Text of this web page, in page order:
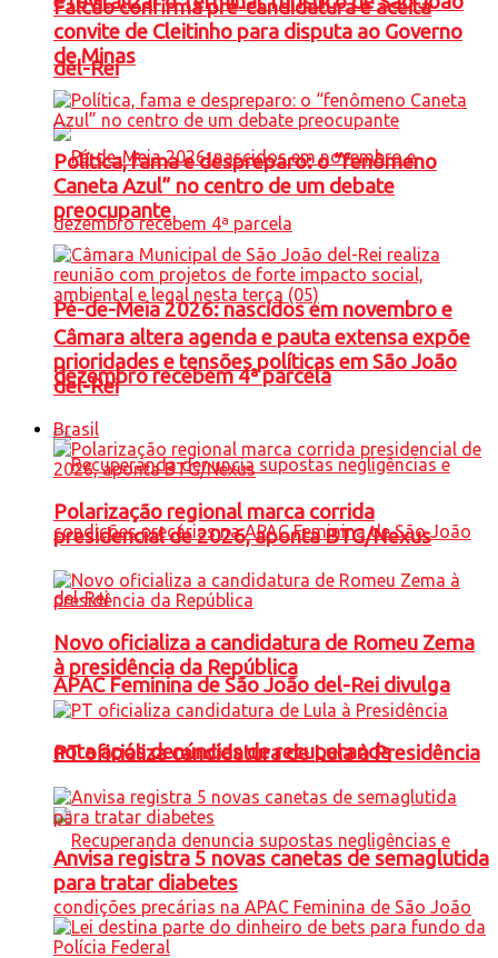
del-Rei
Pé-de-Meia 2026: nascidos em novembro e
dezembro recebem 4ª parcela
APAC Feminina de São João del-Rei divulga
nota após denúncias de recuperanda
Falcão confirma pré-candidatura e aceita
convite de Cleitinho para disputa ao Governo
de Minas
Política, fama e despreparo: o “fenômeno
Caneta Azul” no centro de um debate
preocupante
Câmara altera agenda e pauta extensa expõe
prioridades e tensões políticas em São João
del-Rei
Brasil
Polarização regional marca corrida
presidencial de 2026, aponta BTG/Nexus
Novo oficializa a candidatura de Romeu Zema
à presidência da República
PT oficializa candidatura de Lula à Presidência
Anvisa registra 5 novas canetas de semaglutida
para tratar diabetes